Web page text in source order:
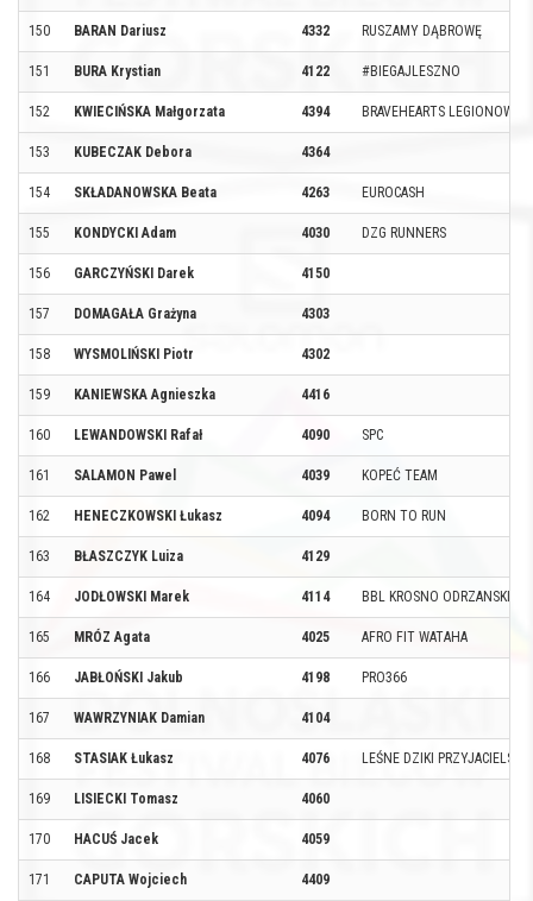
150 BARAN Dariusz 4332 RUSZAMY DĄBROWĘ
151 BURA Krystian 4122 #BIEGAJLESZNO
152 KWIECIŃSKA Małgorzata 4394 BRAVEHEARTS LEGIONOWO
153 KUBECZAK Debora 4364
154 SKŁADANOWSKA Beata 4263 EUROCASH
155 KONDYCKI Adam 4030 DZG RUNNERS
156 GARCZYŃSKI Darek 4150
157 DOMAGAŁA Grażyna 4303
158 WYSMOLIŃSKI Piotr 4302
159 KANIEWSKA Agnieszka 4416
160 LEWANDOWSKI Rafał 4090 SPC
161 SALAMON Pawel 4039 KOPEĆ TEAM
162 HENECZKOWSKI Łukasz 4094 BORN TO RUN
163 BŁASZCZYK Luiza 4129
164 JODŁOWSKI Marek 4114 BBL KROSNO ODRZANSKIE
165 MRÓZ Agata 4025 AFRO FIT WATAHA
166 JABŁOŃSKI Jakub 4198 PRO366
167 WAWRZYNIAK Damian 4104
168 STASIAK Łukasz 4076 LEŚNE DZIKI PRZYJACIELSKA
169 LISIECKI Tomasz 4060
170 HACUŚ Jacek 4059
171 CAPUTA Wojciech 4409